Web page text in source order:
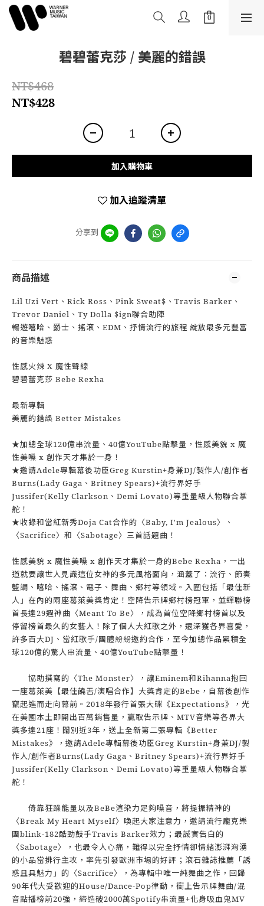
碧碧蕾克莎 / 美麗的錯誤
NT$468
NT$428
加入購物車
加入追蹤清單
分享到
商品描述
Lil Uzi Vert、Rick Ross、Pink Sweat$、Travis Barker、
Trevor Daniel、Ty Dolla $ign聯合助陣
暢遊嘻哈、爵士、搖滾、EDM、抒情流行的旅程 綻放最多元豐富
的音樂魅惑
性感火辣 X 魔性聲線
碧碧蕾克莎 Bebe Rexha
最新專輯
美麗的錯誤 Better Mistakes
★加總全球120億串流量、40億YouTube點擊量，性感美貌 x 魔
性美嗓 x 創作天才集於一身！
★邀請Adele專輯幕後功臣Greg Kurstin+身兼DJ/製作人/創作者
Burns(Lady Gaga、Britney Spears)+流行界好手
Jussifer(Kelly Clarkson、Demi Lovato)等重量級人物聯合掌
舵！
★收錄和當紅新秀Doja Cat合作的〈Baby, I'm Jealous〉、
〈Sacrifice〉和〈Sabotage〉三首話題曲！
性感美貌 x 魔性美嗓 x 創作天才集於一身的Bebe Rexha，一出
道就要讓世人見識這位女神的多元風格面向，涵蓋了：流行、節奏
藍調、嘻哈、搖滾、電子、舞曲、鄉村等領域。入圍包括「最佳新
人」在內的兩座葛萊美獎肯定！空降告示牌鄉村榜冠軍，並蟬聯榜
首長達29週神曲〈Meant To Be〉，成為首位空降鄉村榜首以及
停留榜首最久的女藝人！除了個人大紅歌之外，還深獲各界喜愛，
許多百大DJ、當紅歌手/團體紛紛邀約合作，至今加總作品累積全
球120億的驚人串流量、40億YouTube點擊量！
協助撰寫的〈The Monster〉，讓Eminem和Rihanna抱回
一座葛萊美【最佳饒舌/演唱合作】大獎肯定的Bebe，自幕後創作
竄起進而走向幕前。2018年發行首張大碟《Expectations》，光
在美國本土即開出百萬銷售量，贏取告示牌、MTV音樂等各界大
獎多達21座！闊別近3年，送上全新第二張專輯《Better
Mistakes》，邀請Adele專輯幕後功臣Greg Kurstin+身兼DJ/製
作人/創作者Burns(Lady Gaga、Britney Spears)+流行界好手
Jussifer(Kelly Clarkson、Demi Lovato)等重量級人物聯合掌
舵！
倚靠狂躁能量以及BeBe渲染力足夠嗓音，將提振精神的
〈Break My Heart Myself〉喚起大家注意力，邀請流行龐克樂
團blink-182酷勁鼓手Travis Barker效力；最誠實告白的
〈Sabotage〉，也最令人心痛，難得以完全抒情卻情緒澎湃洶湧
的小品當排行主攻，率先引發歐洲市場的好評；滾石雜誌推薦「誘
惑且具魅力」的〈Sacrifice〉，為專輯中唯一純舞曲之作，回歸
90年代大受歡迎的House/Dance-Pop律動，衝上告示牌舞曲/混
音點播榜前20強，締造破2000萬Spotify串流量+化身吸血鬼MV